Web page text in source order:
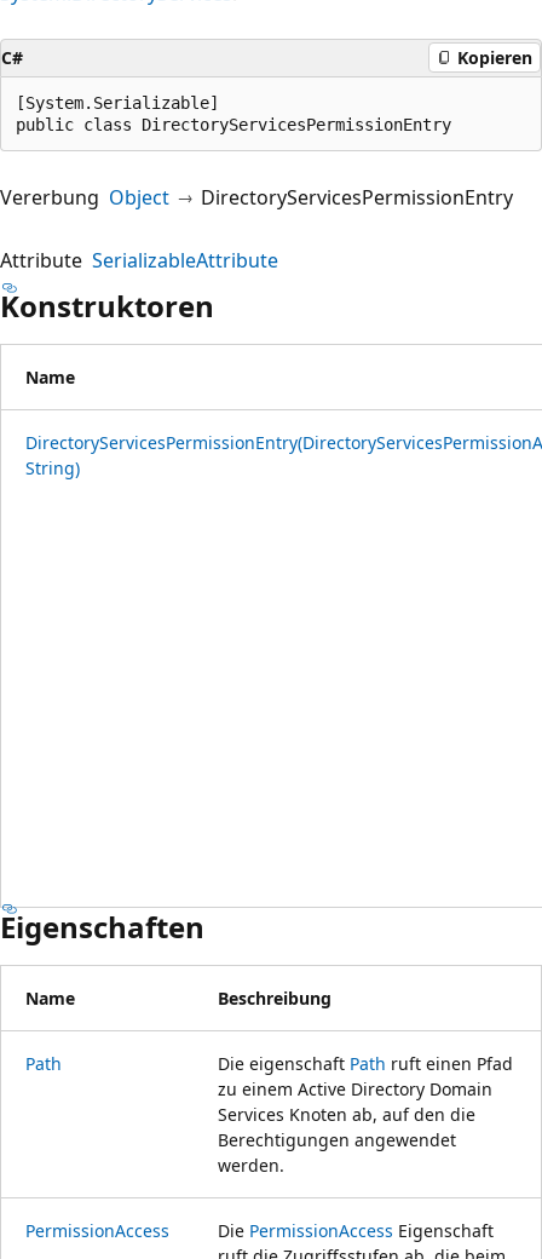
C# Kopieren
[System.Serializable]
public class DirectoryServicesPermissionEntry
Vererbung Object DirectoryServicesPermissionEntry
Attribute SerializableAttribute
Konstruktoren
Name
String)
Eigenschaften
Name Beschreibung
Path Die eigenschaft Path ruft einen Pfad
zu einem Active Directory Domain
Services Knoten ab, auf den die
Berechtigungen angewendet
werden.
PermissionAccess Die PermissionAccess Eigenschaft